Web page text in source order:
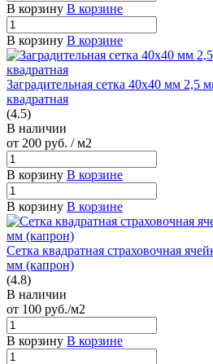
В корзину В корзине
В корзину В корзине
Заградительная сетка 40х40 мм 2,5
квадратная
(4.5)
В наличии
от 200 руб. / м2
В корзину В корзине
В корзину В корзине
Сетка квадратная страховочная
мм (капрон)
(4.8)
В наличии
от 100 руб./м2
В корзину В корзине